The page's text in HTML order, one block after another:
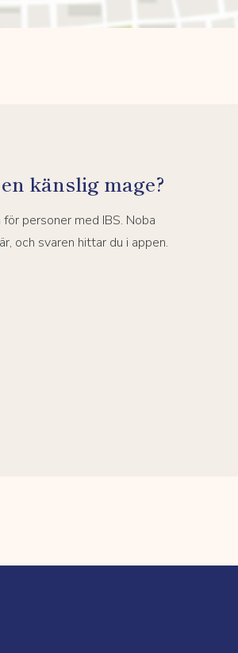
känslig mage?
personer med IBS. Noba
och svaren hittar du i appen.